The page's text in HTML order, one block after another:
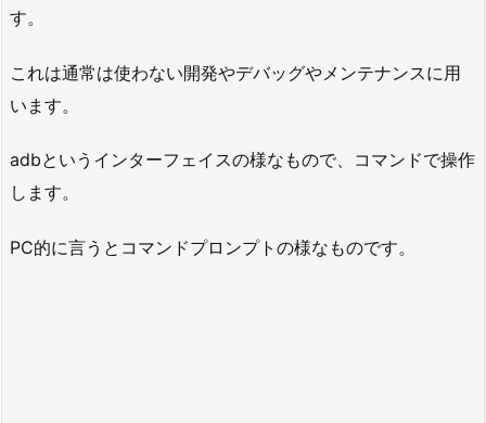
す。
これは通常は使わない開発やデバッグやメンテナンスに用
います。
adbというインターフェイスの様なもので、コマンドで操作
します。
PC的に言うとコマンドプロンプトの様なものです。